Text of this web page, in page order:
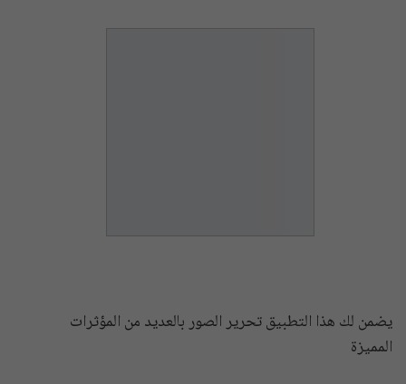
يضمن لك هذا التطبيق تحرير الصور بالعديد من المؤثرات
المميزة